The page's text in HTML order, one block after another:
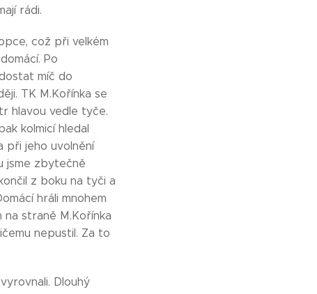
rádi.
což při velkém
Po
míč do
TK M.Kořínka se
hlavou vedle tyče.
kolmicí hledal
při jeho uvolnění
jsme zbytečně
z boku na tyči a
hráli mnohem
straně M.Kořínka
nepustil. Za to
Dlouhý